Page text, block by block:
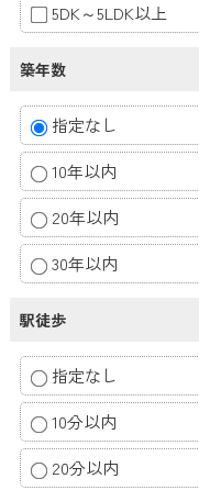
5DK～5LDK以上
築年数
指定なし
10年以内
20年以内
30年以内
駅徒歩
指定なし
10分以内
20分以内